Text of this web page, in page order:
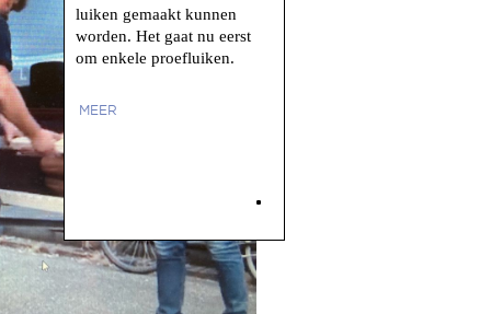
luiken gemaakt kunnen
worden. Het gaat nu eerst
om enkele proefluiken.
MEER